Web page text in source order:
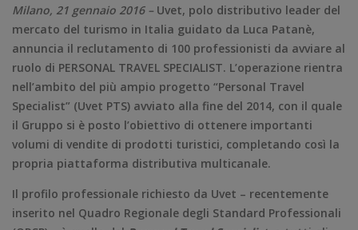
Milano, 21 gennaio 2016 – Uvet, polo distributivo leader del
mercato del turismo in Italia guidato da Luca Patanè,
annuncia il reclutamento di 100 professionisti da avviare al
ruolo di PERSONAL TRAVEL SPECIALIST. L’operazione rientra
nell’ambito del più ampio progetto “Personal Travel
Specialist” (Uvet PTS) avviato alla fine del 2014, con il quale
il Gruppo si è posto l’obiettivo di ottenere importanti
volumi di vendite di prodotti turistici, completando così la
propria piattaforma distributiva multicanale.
Il profilo professionale richiesto da Uvet – recentemente
inserito nel Quadro Regionale degli Standard Professionali